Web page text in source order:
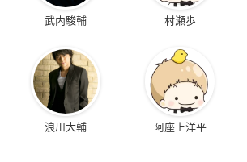
武内駿輔 村瀬歩
浪川大輔 阿座上洋平